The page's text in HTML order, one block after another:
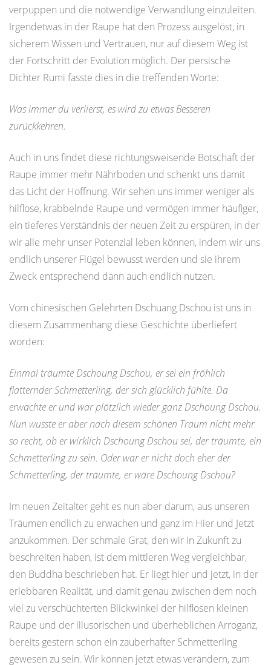
verpuppen und die notwendige Verwandlung einzuleiten.
Irgendetwas in der Raupe hat den Prozess ausgelöst, in
sicherem Wissen und Vertrauen, nur auf diesem Weg ist
der Fortschritt der Evolution möglich. Der persische
Dichter Rumi fasste dies in die treffenden Worte:
Was immer du verlierst, es wird zu etwas Besseren
zurückkehren.
Auch in uns findet diese richtungsweisende Botschaft der
Raupe immer mehr Nährboden und schenkt uns damit
das Licht der Hoffnung. Wir sehen uns immer weniger als
hilflose, krabbelnde Raupe und vermögen immer häufiger,
ein tieferes Verständnis der neuen Zeit zu erspüren, in der
wir alle mehr unser Potenzial leben können, indem wir uns
endlich unserer Flügel bewusst werden und sie ihrem
Zweck entsprechend dann auch endlich nutzen.
Vom chinesischen Gelehrten Dschuang Dschou ist uns in
diesem Zusammenhang diese Geschichte überliefert
worden:
Einmal träumte Dschoung Dschou, er sei ein fröhlich
flatternder Schmetterling, der sich glücklich fühlte. Da
erwachte er und war plötzlich wieder ganz Dschoung Dschou.
Nun wusste er aber nach diesem schönen Traum nicht mehr
so recht, ob er wirklich Dschoung Dschou sei, der träumte, ein
Schmetterling zu sein. Oder war er nicht doch eher der
Schmetterling, der träumte, er wäre Dschoung Dschou?
Im neuen Zeitalter geht es nun aber darum, aus unseren
Träumen endlich zu erwachen und ganz im Hier und Jetzt
anzukommen. Der schmale Grat, den wir in Zukunft zu
beschreiten haben, ist dem mittleren Weg vergleichbar,
den Buddha beschrieben hat. Er liegt hier und jetzt, in der
erlebbaren Realität, und damit genau zwischen dem noch
viel zu verschüchterten Blickwinkel der hilflosen kleinen
Raupe und der illusorischen und überheblichen Arroganz,
bereits gestern schon ein zauberhafter Schmetterling
gewesen zu sein. Wir können jetzt etwas verändern, zum